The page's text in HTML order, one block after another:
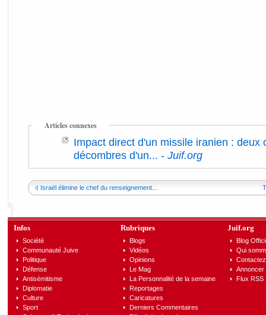
Articles connexes
Impact direct d'un missile iranien : deux
décombres d'un... - Juif.org
Israël élimine le chef du renseignement...
Infos
Société
Communauté Juive
Politique
Défense
Antisémitisme
Diplomatie
Culture
Sport
Rubriques
Blogs
Vidéos
Opinions
Le Mag
La Personnalité de la semaine
Reportages
Caricatures
Derniers Commentaires
Juif.org
Blog
Qui
Annoncer
Flux RSS